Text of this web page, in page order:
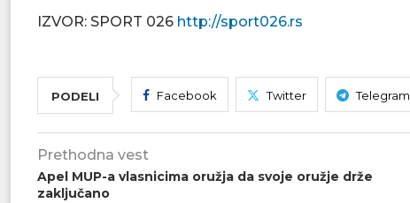
IZVOR: SPORT 026 http://sport026.rs
PODELI Facebook Twitter Telegram
Prethodna vest
Apel MUP-a vlasnicima oružja da svoje oružje drže
zaključano